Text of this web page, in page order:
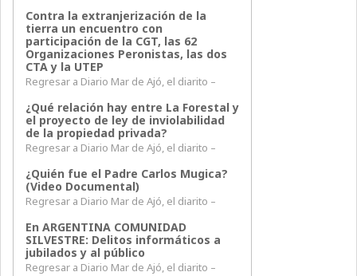
Contra la extranjerización de la
tierra un encuentro con
participación de la CGT, las 62
Organizaciones Peronistas, las dos
CTA y la UTEP
Regresar a Diario Mar de Ajó, el diarito –
¿Qué relación hay entre La Forestal y
el proyecto de ley de inviolabilidad
de la propiedad privada?
Regresar a Diario Mar de Ajó, el diarito –
¿Quién fue el Padre Carlos Mugica?
(Video Documental)
Regresar a Diario Mar de Ajó, el diarito –
En ARGENTINA COMUNIDAD
SILVESTRE: Delitos informáticos a
jubilados y al público
Regresar a Diario Mar de Ajó, el diarito –